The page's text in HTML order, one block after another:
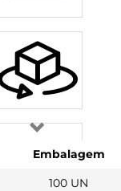
Embalagem
100 UN